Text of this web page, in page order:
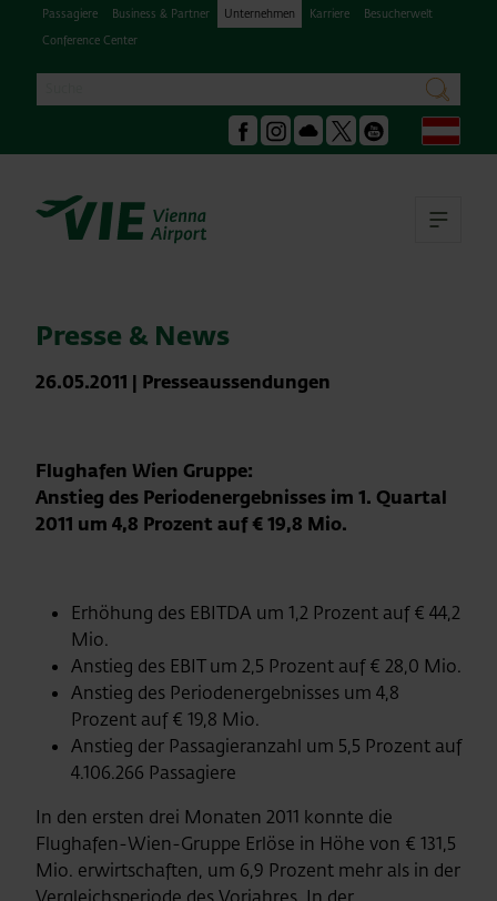
Passagiere Business & Partner Unternehmen Karriere
Besucherwelt
Conference Center
suchen
Facebook
Instagram
Podcast Youtube
Presse & News
26.05.2011 | Presseaussendungen
Flughafen Wien Gruppe:
Anstieg des Periodenergebnisses im 1. Quartal
2011 um 4,8 Prozent auf € 19,8 Mio.
Erhöhung des EBITDA um 1,2 Prozent auf € 44,2
Mio.
Anstieg des EBIT um 2,5 Prozent auf € 28,0 Mio.
Anstieg des Periodenergebnisses um 4,8
Prozent auf € 19,8 Mio.
Anstieg der Passagieranzahl um 5,5 Prozent auf
4.106.266 Passagiere
In den ersten drei Monaten 2011 konnte die
Flughafen-Wien-Gruppe Erlöse in Höhe von € 131,5
Mio. erwirtschaften, um 6,9 Prozent mehr als in der